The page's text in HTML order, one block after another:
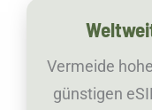
Vermeide
günstigen